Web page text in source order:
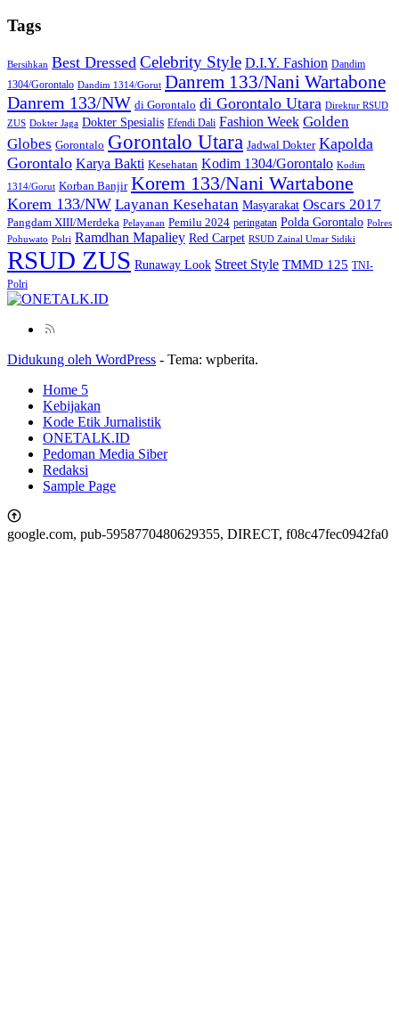
Tags
Bersihkan Best Dressed Celebrity Style D.I.Y. Fashion Dandim
1304/Gorontalo Dandim 1314/Gorut Danrem 133/Nani Wartabone
Danrem 133/NW di Gorontalo di Gorontalo Utara Direktur RSUD
ZUS Dokter Jaga Dokter Spesialis Efendi Dali Fashion Week Golden
Globes Gorontalo Gorontalo Utara Jadwal Dokter Kapolda
Gorontalo Karya Bakti Kesehatan Kodim 1304/Gorontalo Kodim
1314/Gorut Korban Banjir Korem 133/Nani Wartabone
Korem 133/NW Layanan Kesehatan Masyarakat Oscars 2017
Pangdam XIII/Merdeka Pelayanan Pemilu 2024 peringatan Polda Gorontalo Polres
Pohuwato Polri Ramdhan Mapaliey Red Carpet RSUD Zainal Umar Sidiki
RSUD ZUS Runaway Look Street Style TMMD 125 TNI-
Polri
Didukung oleh WordPress - Tema: wpberita.
Home 5
Kebijakan
Kode Etik Jurnalistik
ONETALK.ID
Pedoman Media Siber
Redaksi
Sample Page
google.com, pub-5958770480629355, DIRECT, f08c47fec0942fa0